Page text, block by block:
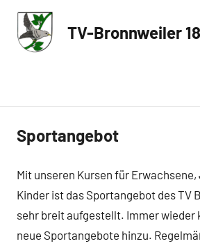
Zum
Inhalt
springen
TV-Bronnweiler
Sportverein
Sportangebot
Mit unseren Kursen für
Kinder ist das Sportangebot des TV
sehr breit aufgestellt. Immer wieder
neue Sportangebote hinzu.